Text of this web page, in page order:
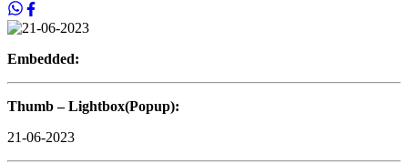
Embedded:
Thumb – Lightbox(Popup):
21-06-2023